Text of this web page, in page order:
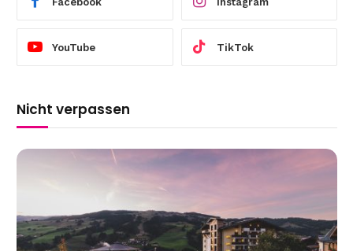
YouTube TikTok
Nicht verpassen